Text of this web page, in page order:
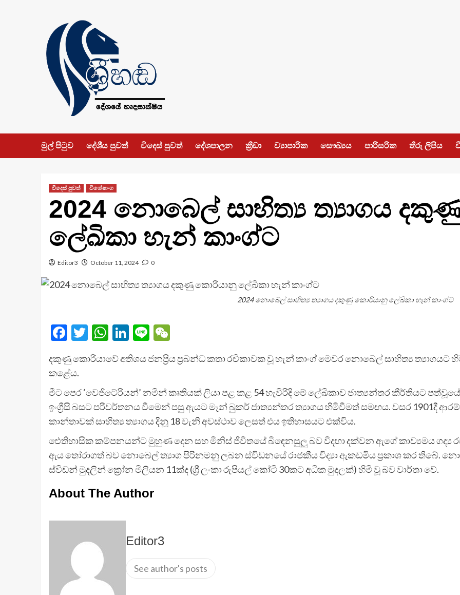
මුල් පිටුව දේශීය පුවත් විදෙස් පුවත් දේශපාලන ක්‍රීඩා ව්‍යාපාරික සෞඛ්‍යය පාරිසරික තීරු ලිපිය
විදෙස් පුවත් විශේෂාංග
2024 නොබෙල් සාහිත්‍ය ත්‍යාගය
ලේඛිකා හැන් කාංග්ට
Editor3 October 11, 2024 0
2024 නොබෙල් සාහිත්‍ය ත්‍යාගය දකුණු කොරියානු ලේඛිකා හැන් කාංග්ට
Facebook
Twitter
WhatsApp
LinkedIn
LineWeChat
දකුණු කොරියාවේ අතිශය ජනප්‍රිය ප්‍රබන්ධ කතා රචිකාවක වූ හැන් කාංග් මෙවර නොබෙල් සාහිත්‍ය ත්‍යාගයට
කළේය.
මීට පෙර‍ ‘වෙජිටේරියන්’ නමින් කෘතියක් ලියා පළ කළ 54 හැවිරිදි මේ ලේඛිකාව ජාත්‍යන්තර කීර්තියට
ඉංග්‍රීසි බසට පරිවර්තනය වීමෙන් පසු ඇයට මෑන් බුකර් ජාත්‍යන්තර ත්‍යාගය හිමිවීමත් සමඟය. වසර 1901දී
කාන්තාවක් සාහිත්‍ය ත්‍යාගය දිනූ 18 වැනි අවස්ථාව ලෙසත් එය ඉතිහාසයට එක්විය.
ඓතිහාසික කම්පනයන්ට මුහුණ දෙන සහ මිනිස් ජීවිතයේ බිඳෙනසුලු බව විදහා දක්වන ඇගේ කාව්‍යමය ගද්‍ය
ඇය තෝරාගත් බව නොබෙල් ත්‍යාග පිරිනමනු ලබන ස්විඩනයේ රාජකීය විද්‍යා ඇකඩමිය ප්‍රකාශ කර තිබේ.
ස්විඩන් මුදලින් ක්‍රෝන මිලියන 11ක්ද (ශ්‍රී ලංකා රුපියල් කෝටි 30කට අධික මුදලක්) හිමි වූ බව වාර්තා වේ.
About The Author
Editor3
See author's posts